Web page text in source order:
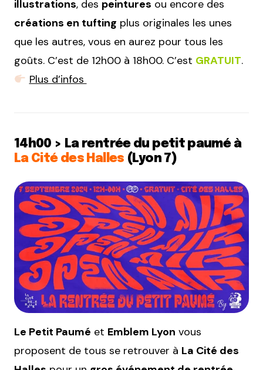
illustrations, des peintures ou encore des
créations en tufting plus originales les unes
que les autres, vous en aurez pour tous les
goûts. C’est de 12h00 à 18h00. C’est GRATUIT.
Plus d’infos
14h00 > La rentrée du petit paumé à
La Cité des Halles (Lyon 7)
Le Petit Paumé et Emblem Lyon vous
proposent de tous se retrouver à La Cité des